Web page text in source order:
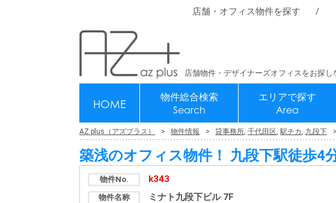
店舗物件・デザイナーズオフィスをお探し
店舗・オフィス物件を探す
HOME
物件総合検索
Search
エリアで探す
Area
AZ plus（アズプラス） 物件情報 貸事務所, 千代田区, 駅チカ , 九段下
築浅のオフィス物件！ 九段下駅徒歩4
物件No. k343
物件名称 ミナト九段下ビル 7F